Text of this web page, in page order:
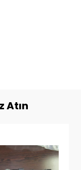
Atın